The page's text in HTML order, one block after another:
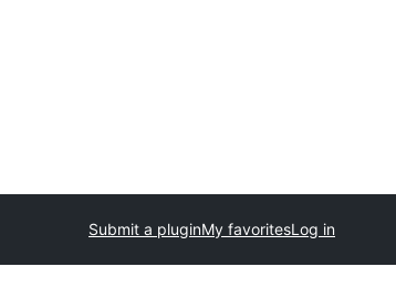
Submit a pluginMy favoritesLog in